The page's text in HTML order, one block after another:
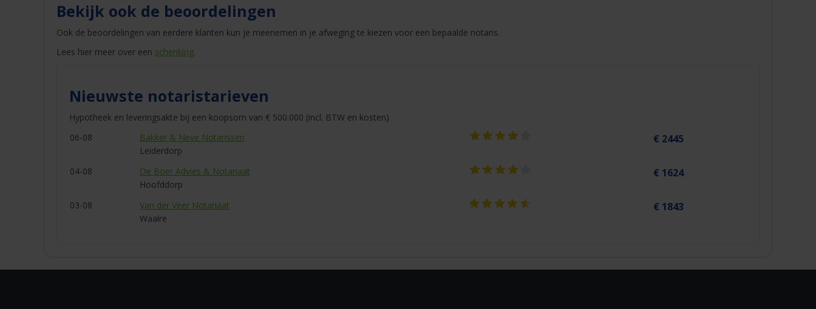
Bekijk ook de beoordelingen
Ook de beoordelingen van eerdere klanten kun je meenemen in je afweging te kiezen voor een bepaalde notaris.
Lees hier meer over een schenking.
Nieuwste notaristarieven
Hypotheek en leveringsakte bij een koopsom van € 500.000 (incl. BTW en kosten)
06-08
Bakker & Neve Notarissen
Leiderdorp
€ 2445
04-08
De Boer Advies & Notariaat
Hoofddorp
€ 1624
03-08
Van der Veer Notariaat
Waalre
€ 1843